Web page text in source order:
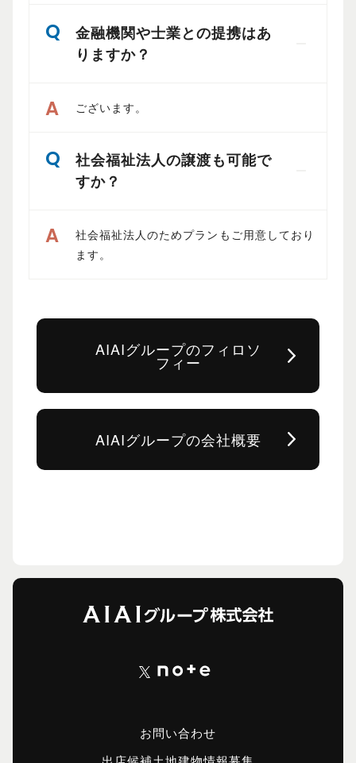
金融機関や士業との提携はあ
りますか？
ございます。
社会福祉法人の譲渡も可能で
すか？
社会福祉法人のためプランもご用意しており
ます。
AIAIグループのフィロソ
フィー
AIAIグループの会社概要
お問い合わせ